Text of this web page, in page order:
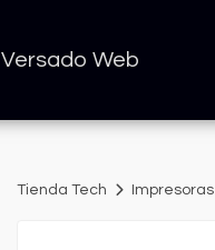
Versado Web
Tienda Tech Impresoras